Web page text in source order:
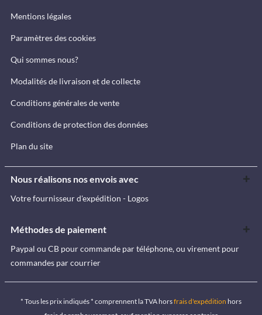
Mentions légales
Paramètres des cookies
Qui sommes nous?
Modalités de livraison et de collecte
Conditions générales de vente
Conditions de protection des données
Plan du site
Nous réalisons nos envois avec
Votre fournisseur d'expédition - Logos
Méthodes de paiement
Paypal ou CB pour commande par téléphone, ou virement pour
commandes par courrier
* Tous les prix indiqués * comprennent la TVA horsfrais d'expédition hors